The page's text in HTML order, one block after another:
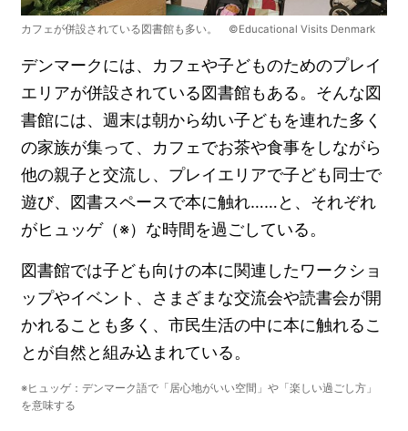
カフェが併設されている図書館も多い。 ©Educational Visits Denmark
デンマークには、カフェや子どものためのプレイ
エリアが併設されている図書館もある。そんな図
書館には、週末は朝から幼い子どもを連れた多く
の家族が集って、カフェでお茶や食事をしながら
他の親子と交流し、プレイエリアで子ども同士で
遊び、図書スペースで本に触れ……と、それぞれ
がヒュッゲ（※）な時間を過ごしている。
図書館では子ども向けの本に関連したワークショ
ップやイベント、さまざまな交流会や読書会が開
かれることも多く、市民生活の中に本に触れるこ
とが自然と組み込まれている。
※ヒュッゲ：デンマーク語で「居心地がいい空間」や「楽しい過ごし方」
を意味する